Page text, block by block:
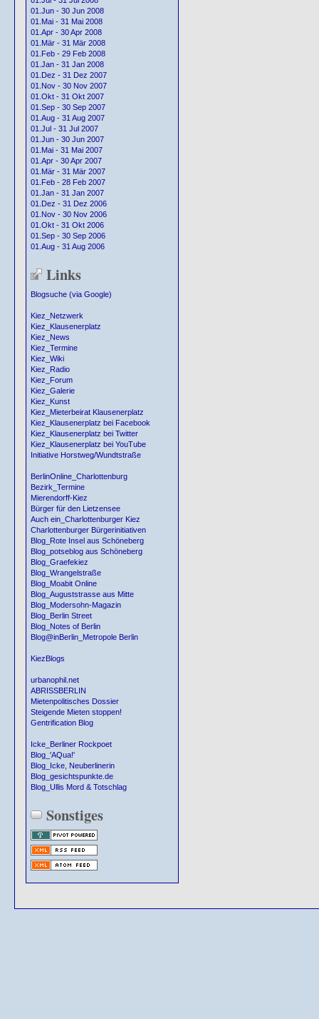
01.Jun - 30 Jun 2008
01.Mai - 31 Mai 2008
01.Apr - 30 Apr 2008
01.Mär - 31 Mär 2008
01.Feb - 29 Feb 2008
01.Jan - 31 Jan 2008
01.Dez - 31 Dez 2007
01.Nov - 30 Nov 2007
01.Okt - 31 Okt 2007
01.Sep - 30 Sep 2007
01.Aug - 31 Aug 2007
01.Jul - 31 Jul 2007
01.Jun - 30 Jun 2007
01.Mai - 31 Mai 2007
01.Apr - 30 Apr 2007
01.Mär - 31 Mär 2007
01.Feb - 28 Feb 2007
01.Jan - 31 Jan 2007
01.Dez - 31 Dez 2006
01.Nov - 30 Nov 2006
01.Okt - 31 Okt 2006
01.Sep - 30 Sep 2006
01.Aug - 31 Aug 2006
Links
Blogsuche (via Google)
Kiez_Netzwerk
Kiez_Klausenerplatz
Kiez_News
Kiez_Termine
Kiez_Wiki
Kiez_Radio
Kiez_Forum
Kiez_Galerie
Kiez_Kunst
Kiez_Mieterbeirat Klausenerplatz
Kiez_Klausenerplatz bei Facebook
Kiez_Klausenerplatz bei Twitter
Kiez_Klausenerplatz bei YouTube
Initiative Horstweg/Wundtstraße
BerlinOnline_Charlottenburg
Bezirk_Termine
Mierendorff-Kiez
Bürger für den Lietzensee
Auch ein_Charlottenburger Kiez
Charlottenburger Bürgerinitiativen
Blog_Rote Insel aus Schöneberg
Blog_potseblog aus Schöneberg
Blog_Graefekiez
Blog_Wrangelstraße
Blog_Moabit Online
Blog_Auguststrasse aus Mitte
Blog_Modersohn-Magazin
Blog_Berlin Street
Blog_Notes of Berlin
Blog@inBerlin_Metropole Berlin
KiezBlogs
urbanophil.net
ABRISSBERLIN
Mietenpolitisches Dossier
Steigende Mieten stoppen!
Gentrification Blog
Icke_Berliner Rockpoet
Blog_'AQua!'
Blog_Icke, Neuberlinerin
Blog_gesichtspunkte.de
Blog_Ullis Mord & Totschlag
Sonstiges